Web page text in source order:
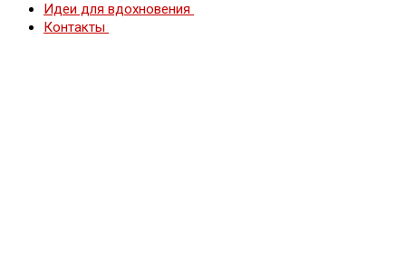
Идеи для вдохновения
Контакты